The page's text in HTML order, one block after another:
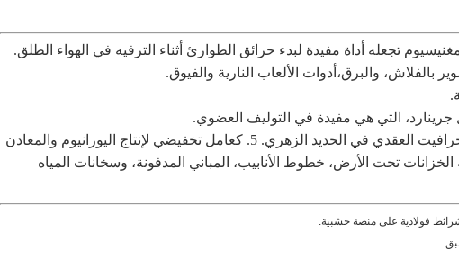
تجعله أداة مفيدة لبدء حرائق الطوارئ أثناء الترفيه في الهواء الطلق.
والبرق،أدوات الألعاب النارية والفيوق.
4كعامل إضافي في الوقود التقليدي وإنتاج الجرافيت العقدي في الحديد الزهري. 5. كعامل تخفيضي لإنتاج اليورانيوم والمعادن